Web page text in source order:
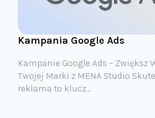
Kampania Google Ads
Kampanie Google Ads – Zwiększ
Twojej Marki z MENA Studio
reklama to klucz…